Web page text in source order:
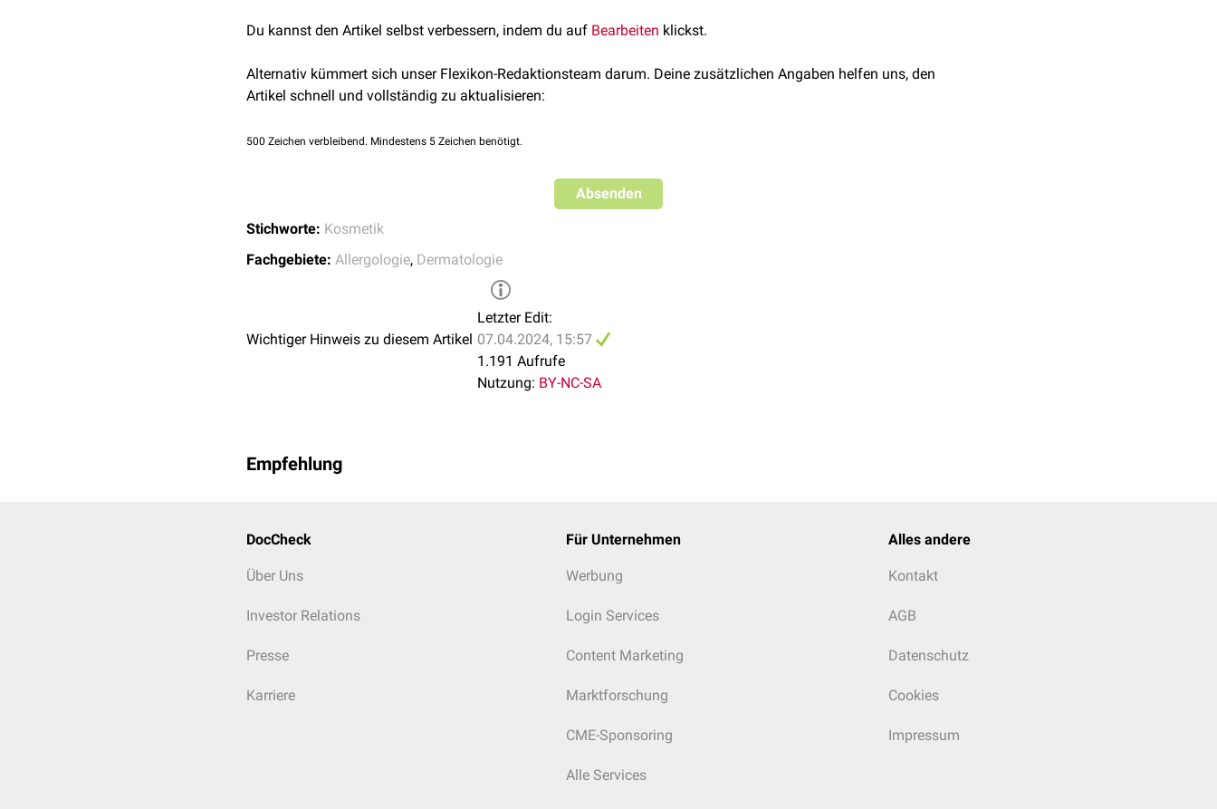
Du kannst den Artikel selbst verbessern, indem du auf Bearbeiten klickst.
Alternativ kümmert sich unser Flexikon-Redaktionsteam darum. Deine zusätzlichen Angaben helfen uns, den
Artikel schnell und vollständig zu aktualisieren:
500 Zeichen verbleibend. Mindestens 5 Zeichen benötigt.
Absenden
Stichworte: Kosmetik
Fachgebiete: Allergologie, Dermatologie
Wichtiger Hinweis zu diesem Artikel
Letzter Edit:
07.04.2024, 15:57
1.191 Aufrufe
Nutzung: BY-NC-SA
Empfehlung
DocCheck
Über Uns
Investor Relations
Presse
Karriere
Für Unternehmen
Werbung
Login Services
Content Marketing
Marktforschung
CME-Sponsoring
Alle Services
Alles andere
Kontakt
AGB
Datenschutz
Cookies
Impressum